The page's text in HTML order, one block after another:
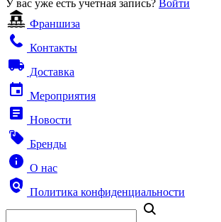
У вас уже есть учетная запись? Войти
Франшиза
Контакты
Доставка
Мероприятия
Новости
Бренды
О нас
Политика конфиденциальности